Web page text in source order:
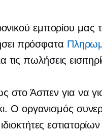
εμπορίου μας
πρόσφατα
πωλήσεις
στο Άσπεν για να
Ο οργανισμός